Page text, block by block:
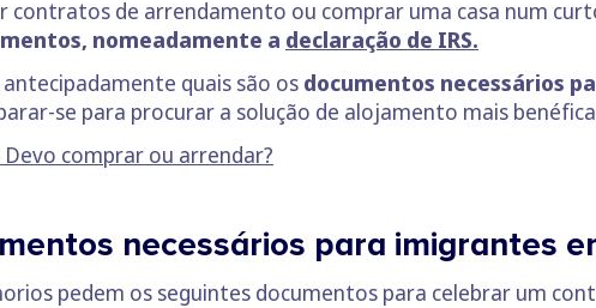
contratos de arrendamento ou comprar uma casa num
nomeadamente a declaração de IRS.
quais são os documentos necessários
se para procurar a solução de alojamento mais
comprar ou arrendar?
necessários para imigrantes
pedem os seguintes documentos para celebrar um